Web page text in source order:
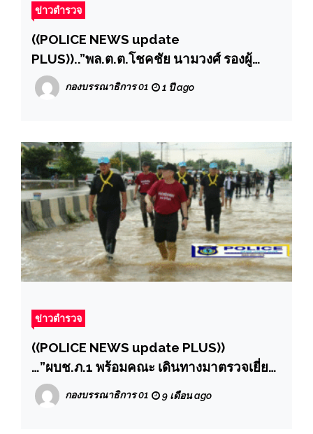
ข่าวตำรวจ
((POLICE NEWS update
PLUS))..”พล.ต.ต.โชคชัย นามวงศ์ รองผู้
บัญชาการตำรวจภูธรภาค 1 จัดฝึกซ้อมหน่วย
หลักสูตรยุทธวิธีดีดีเพื่อความปลอดภัยแก่
กองบรรณาธิการ 01 1 ปี ago
ข่าวตำรวจ
((POLICE NEWS update PLUS))
…”ผบช.ภ.1 พร้อมคณะ เดินทางมาตรวจเยี่ยม
และมอบสิ่งของช่วยเหลือประชาชนในพื้นที่
อ.ผักไห่ จว.พระนครศรีอยุธยาและในพื้นที่
กองบรรณาธิการ 01 9 เดือน ago